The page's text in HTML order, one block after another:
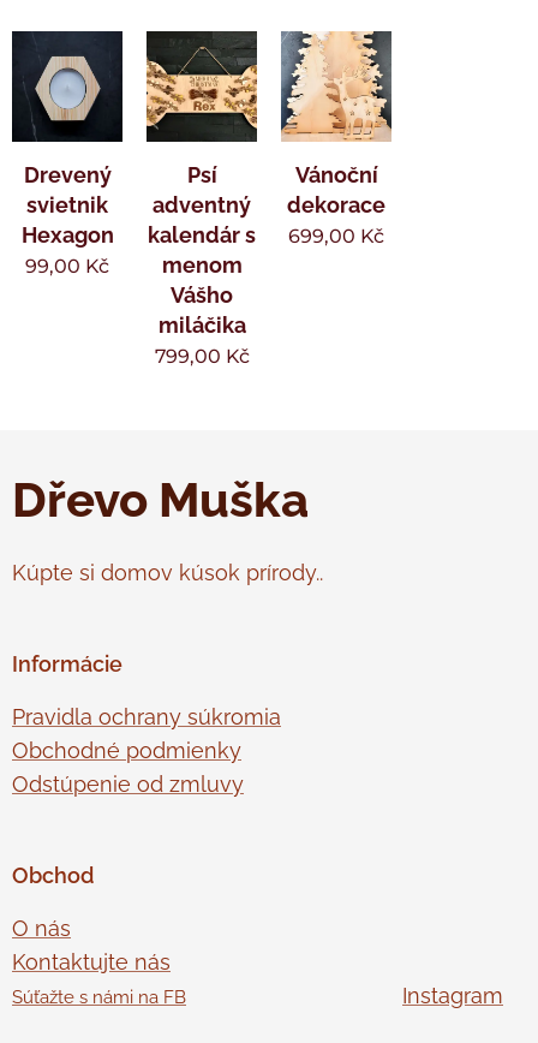
Drevený
svietnik
Hexagon
99,00 Kč
Psí
adventný
kalendár s
menom
Vášho
miláčika
799,00 Kč
Vánoční
dekorace
699,00 Kč
Dřevo Muška
Kúpte si domov kúsok prírody..
Informácie
Pravidla ochrany súkromia
Obchodné podmienky
Odstúpenie od zmluvy
Obchod
O nás
Kontaktujte nás
Súťažte s námi na FB Instagram